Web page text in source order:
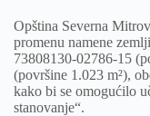
Opština Severna
promenu namene
73808130-02786-15
(površine 1.023 m²),
kako bi se omogućilo
stanovanje“.